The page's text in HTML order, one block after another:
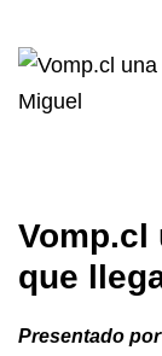
Vomp.cl
que
Presentado